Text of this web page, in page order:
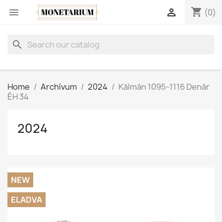
 shopping_cart (0)

search
Home Archívum 2024
Kálmán 1095-1116 Denár
ÉH 34
2024
NEW
ELADVA